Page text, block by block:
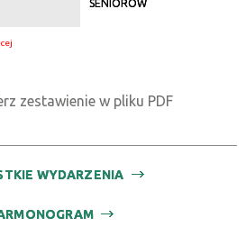
SENIORÓW
zestawienie w pliku PDF
WYDARZENIA